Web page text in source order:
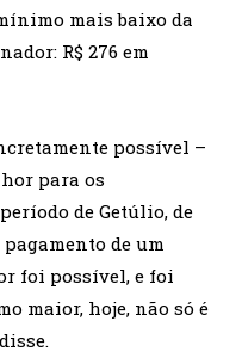
mais baixo da
R$ 276 em
possível –
para os
de Getúlio, de
de um
foi possível, e foi
maior, hoje, não só é